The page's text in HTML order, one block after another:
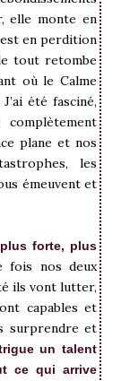
elle monte en
en perdition
tout retombe
où le Calme
été fasciné,
plane et nos
les
émeuvent et
forte, plus
fois nos deux
ils vont lutter,
capables et
surprendre et
un talent
ce qui arrive